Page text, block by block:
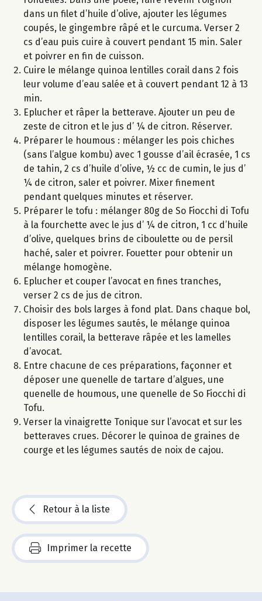
dans un filet d’huile d’olive, ajouter les légumes
coupés, le gingembre râpé et le curcuma. Verser 2
cs d’eau puis cuire à couvert pendant 15 min. Saler
et poivrer en fin de cuisson.
Cuire le mélange quinoa lentilles corail dans 2 fois
leur volume d’eau salée et à couvert pendant 12 à 13
min.
Eplucher et râper la betterave. Ajouter un peu de
zeste de citron et le jus d’ ¼ de citron. Réserver.
Préparer le houmous : mélanger les pois chiches
(sans l’algue kombu) avec 1 gousse d’ail écrasée, 1 cs
de tahin, 2 cs d’huile d’olive, ½ cc de cumin, le jus d’
¼ de citron, saler et poivrer. Mixer finement
pendant quelques minutes et réserver.
Préparer le tofu : mélanger 80g de So Fiocchi di Tofu
à la fourchette avec le jus d’ ¼ de citron, 1 cc d’huile
d’olive, quelques brins de ciboulette ou de persil
haché, saler et poivrer. Fouetter pour obtenir un
mélange homogène.
Eplucher et couper l’avocat en fines tranches,
verser 2 cs de jus de citron.
Choisir des bols larges à fond plat. Dans chaque bol,
disposer les légumes sautés, le mélange quinoa
lentilles corail, la betterave râpée et les lamelles
d’avocat.
Entre chacune de ces préparations, façonner et
déposer une quenelle de tartare d’algues, une
quenelle de houmous, une quenelle de So Fiocchi di
Tofu.
Verser la vinaigrette Tonique sur l’avocat et sur les
betteraves crues. Décorer le quinoa de graines de
courge et les légumes sautés de noix de cajou.
Retour à la liste
Imprimer la recette